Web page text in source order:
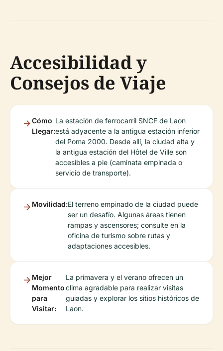
Accesibilidad y
Consejos de Viaje
Cómo
Llegar:
La estación de ferrocarril SNCF de Laon
está adyacente a la antigua estación inferior
del Poma 2000. Desde allí, la ciudad alta y
la antigua estación del Hôtel de Ville son
accesibles a pie (caminata empinada o
servicio de transporte).
Movilidad:El terreno empinado de la ciudad puede
ser un desafío. Algunas áreas tienen
rampas y ascensores; consulte en la
oficina de turismo sobre rutas y
adaptaciones accesibles.
Mejor
Momento
para
Visitar:
La primavera y el verano ofrecen un
clima agradable para realizar visitas
guiadas y explorar los sitios históricos de
Laon.